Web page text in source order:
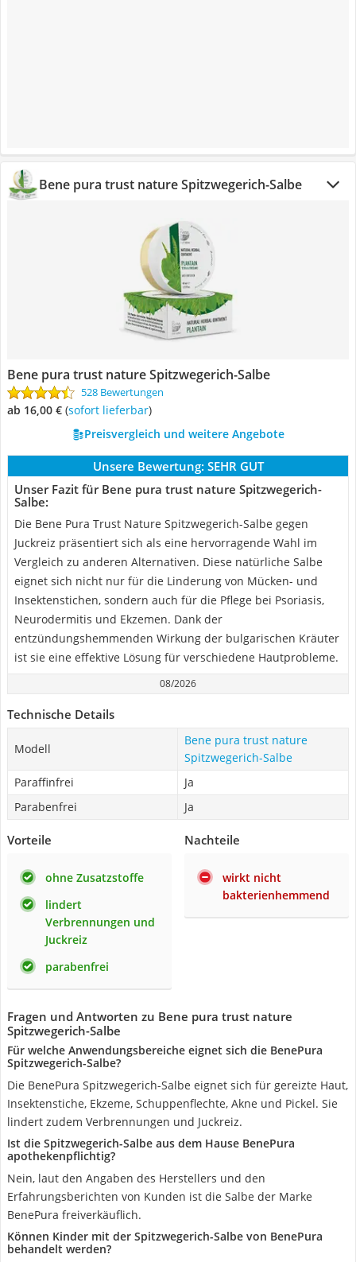
Bene pura trust nature Spitzwegerich-Salbe
Bene pura trust nature Spitzwegerich-Salbe
528 Bewertungen
ab 16,00 € ( Sofort lieferbar)
Preisvergleich und weitere Angebote
Unsere Bewertung: SEHR GUT
Unser Fazit für Bene pura trust nature Spitzwegerich-
Salbe:
Die Bene Pura Trust Nature Spitzwegerich-Salbe gegen
Juckreiz präsentiert sich als eine hervorragende Wahl im
Vergleich zu anderen Alternativen. Diese natürliche Salbe
eignet sich nicht nur für die Linderung von Mücken- und
Insektenstichen, sondern auch für die Pflege bei Psoriasis,
Neurodermitis und Ekzemen. Dank der
entzündungshemmenden Wirkung der bulgarischen Kräuter
ist sie eine effektive Lösung für verschiedene Hautprobleme.
08/2026
Technische Details
Modell
Bene pura trust nature
Spitzwegerich-Salbe
Paraffinfrei
Ja
Parabenfrei
Ja
Vorteile
ohne Zusatzstoffe
lindert
Verbrennungen und
Juckreiz
parabenfrei
Nachteile
wirkt nicht
bakterienhemmend
Fragen und Antworten zu Bene pura trust nature
Spitzwegerich-Salbe
Für welche Anwendungsbereiche eignet sich die BenePura
Spitzwegerich-Salbe?
Die BenePura Spitzwegerich-Salbe eignet sich für gereizte Haut,
Insektenstiche, Ekzeme, Schuppenflechte, Akne und Pickel. Sie
lindert zudem Verbrennungen und Juckreiz.
Ist die Spitzwegerich-Salbe aus dem Hause BenePura
apothekenpflichtig?
Nein, laut den Angaben des Herstellers und den
Erfahrungsberichten von Kunden ist die Salbe der Marke
BenePura freiverkäuflich.
Können Kinder mit der Spitzwegerich-Salbe von BenePura
behandelt werden?